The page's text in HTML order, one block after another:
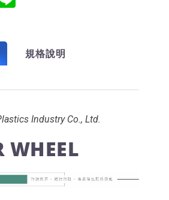
規格說明
Industry Co., Ltd.
WHEEL